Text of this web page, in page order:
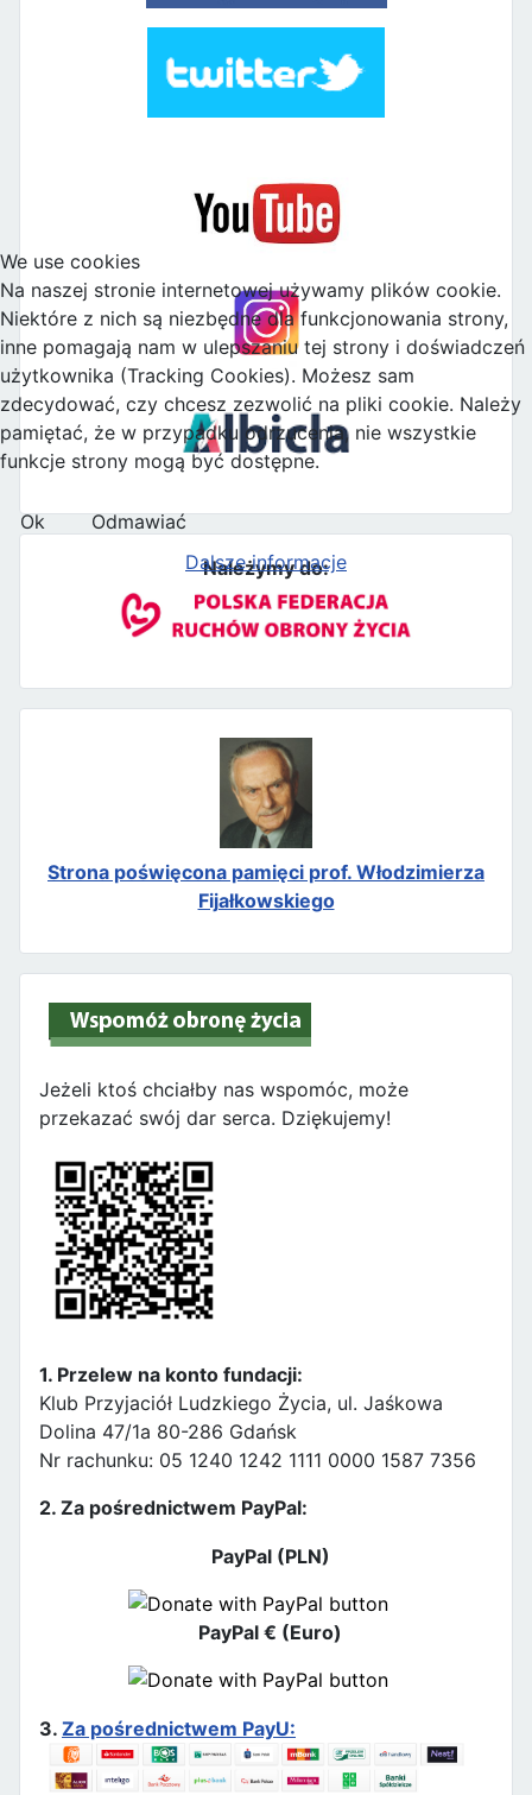
Należymy do:
Strona poświęcona pamięci prof. Włodzimierza
Fijałkowskiego
Jeżeli ktoś chciałby nas wspomóc, może
przekazać swój dar serca. Dziękujemy!
1. Przelew na konto fundacji:
Klub Przyjaciół Ludzkiego Życia, ul. Jaśkowa
Dolina 47/1a 80-286 Gdańsk
Nr rachunku: 05 1240 1242 1111 0000 1587 7356
2. Za pośrednictwem PayPal:
PayPal (PLN)
PayPal € (Euro)
3. Za pośrednictwem PayU:
We use cookies
Na naszej stronie internetowej używamy plików cookie.
Niektóre z nich są niezbędne dla funkcjonowania strony,
inne pomagają nam w ulepszaniu tej strony i doświadczeń
użytkownika (Tracking Cookies). Możesz sam
zdecydować, czy chcesz zezwolić na pliki cookie. Należy
pamiętać, że w przypadku odrzucenia, nie wszystkie
funkcje strony mogą być dostępne.
Ok
Odmawiać
Dalsze informacje